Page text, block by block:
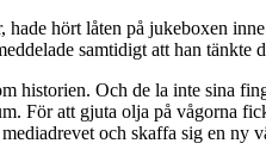
hört låten på jukeboxen
samtidigt att han tänkte
historien. Och de la inte sina
För att gjuta olja på
och skaffa sig en ny